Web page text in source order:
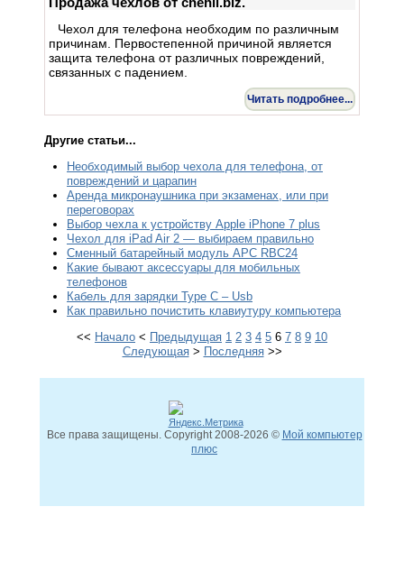
Чехол для телефона необходим по различным
причинам. Первостепенной причиной является
защита телефона от различных повреждений,
связанных с падением.
Читать подробнее...
Другие статьи...
Необходимый выбор чехола для телефона, от
повреждений и царапин
Аренда микронаушника при экзаменах, или при
переговорах
Выбор чехла к устройству Apple iPhone 7 plus
Чехол для iPad Air 2 — выбираем правильно
Сменный батарейный модуль APC RBC24
Какие бывают аксессуары для мобильных
телефонов
Кабель для зарядки Type C – Usb
Как правильно почистить клавиутуру компьютера
<< Начало < Предыдущая 1 2 3 4 5 6 7 8 9 10
Следующая> Последняя>>
Все права защищены. Copyright 2008-2026 © Мой компьютер
плюс